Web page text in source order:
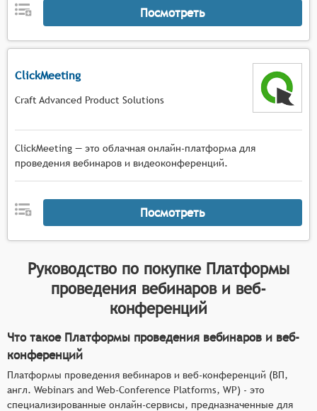
Посмотреть
ClickMeeting
Craft Advanced Product Solutions
ClickMeeting — это облачная онлайн-платформа для
проведения вебинаров и видеоконференций.
Посмотреть
Руководство по покупке Платформы
проведения вебинаров и веб-
конференций
Что такое Платформы проведения вебинаров и веб-
конференций
Платформы проведения вебинаров и веб-конференций (ВП,
англ. Webinars and Web-Conference Platforms, WP) - это
специализированные онлайн-сервисы, предназначенные для